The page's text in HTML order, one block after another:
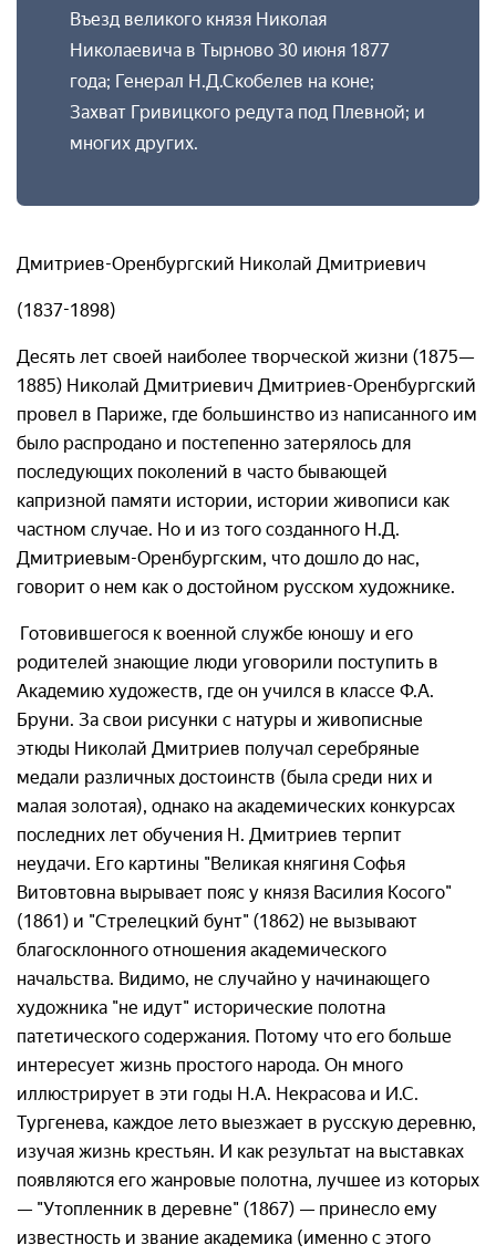
Въезд великого князя Николая
Николаевича в Тырново 30 июня 1877
года; Генерал Н.Д.Скобелев на коне;
Захват Гривицкого редута под Плевной; и
многих других.
Дмитриев-Оренбургский Николай Дмитриевич
(1837-1898)
Десять лет своей наиболее творческой жизни (1875—
1885) Николай Дмитриевич Дмитриев-Оренбургский
провел в Париже, где большинство из написанного им
было распродано и постепенно затерялось для
последующих поколений в часто бывающей
капризной памяти истории, истории живописи как
частном случае. Но и из того созданного Н.Д.
Дмитриевым-Оренбургским, что дошло до нас,
говорит о нем как о достойном русском художнике.
Готовившегося к военной службе юношу и его
родителей знающие люди уговорили поступить в
Академию художеств, где он учился в классе Ф.А.
Бруни. За свои рисунки с натуры и живописные
этюды Николай Дмитриев получал серебряные
медали различных достоинств (была среди них и
малая золотая), однако на академических конкурсах
последних лет обучения Н. Дмитриев терпит
неудачи. Его картины "Великая княгиня Софья
Витовтовна вырывает пояс у князя Василия Косого"
(1861) и "Стрелецкий бунт" (1862) не вызывают
благосклонного отношения академического
начальства. Видимо, не случайно у начинающего
художника "не идут" исторические полотна
патетического содержания. Потому что его больше
интересует жизнь простого народа. Он много
иллюстрирует в эти годы Н.А. Некрасова и И.С.
Тургенева, каждое лето выезжает в русскую деревню,
изучая жизнь крестьян. И как результат на выставках
появляются его жанровые полотна, лучшее из которых
— "Утопленник в деревне" (1867) — принесло ему
известность и звание академика (именно с этого